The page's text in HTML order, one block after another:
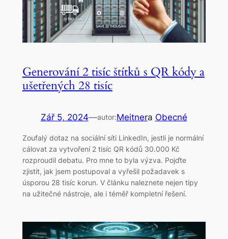
Generování 2 tisíc štítků s QR kódy a
ušetřených 28 tisíc
Zář 5, 2024—autor:Meitnera Obecné
Zoufalý dotaz na sociální síti LinkedIn, jestli je normální
cálovat za vytvoření 2 tisíc QR kódů 30.000 Kč
rozproudil debatu. Pro mne to byla výzva. Pojďte
zjistit, jak jsem postupoval a vyřešil požadavek s
úsporou 28 tisíc korun. V článku naleznete nejen tipy
na užitečné nástroje, ale i téměř kompletní řešení.